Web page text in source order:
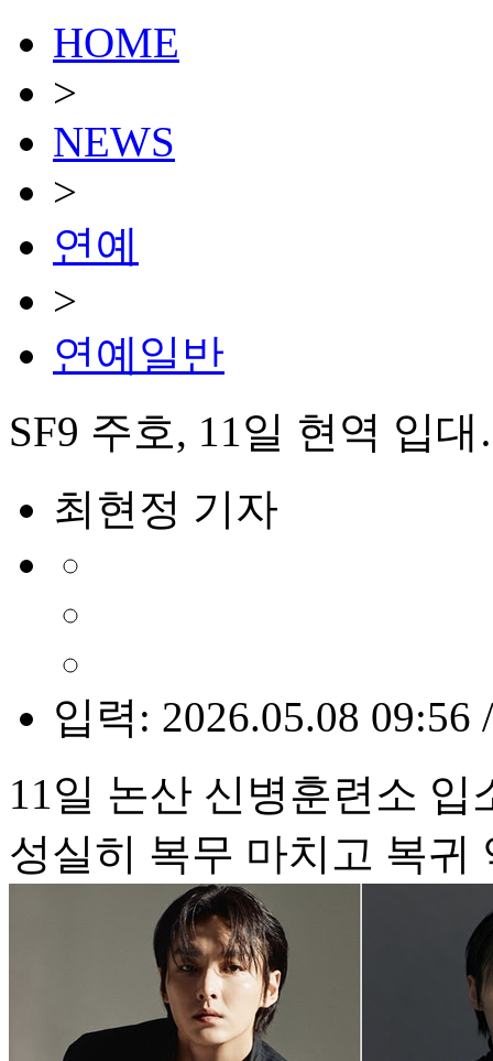
HOME
>
NEWS
>
연예
>
연예일반
SF9 주호, 11일 현역 입
최현정 기자
입력: 2026.05.08 09:56
11일 논산 신병훈련소 입
성실히 복무 마치고 복귀